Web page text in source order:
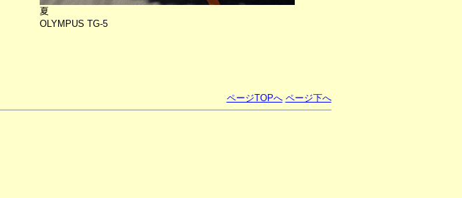
夏
OLYMPUS TG-5
ページTOPへ ページ下へ